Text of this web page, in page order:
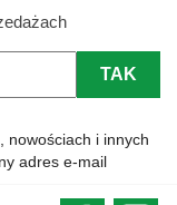
nowościach i innych
adres e-mail